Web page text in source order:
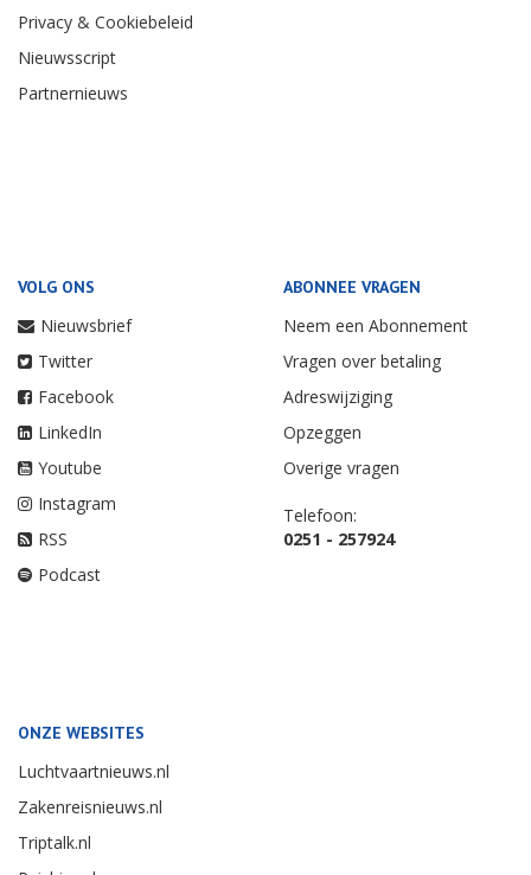
Privacy & Cookiebeleid
Nieuwsscript
Partnernieuws
VOLG ONS
Nieuwsbrief
Twitter
Facebook
LinkedIn
Youtube
Instagram
RSS
Podcast
ABONNEE VRAGEN
Neem een Abonnement
Vragen over betaling
Adreswijziging
Opzeggen
Overige vragen
Telefoon:
0251 - 257924
ONZE WEBSITES
Luchtvaartnieuws.nl
Zakenreisnieuws.nl
Triptalk.nl